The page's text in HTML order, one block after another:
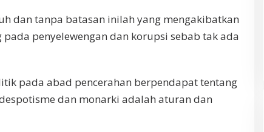
dan tanpa batasan inilah yang mengakibatkan
penyelewengan dan korupsi sebab tak ada
pada abad pencerahan berpendapat tentang
dan monarki adalah aturan dan